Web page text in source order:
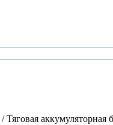
/Тяговая